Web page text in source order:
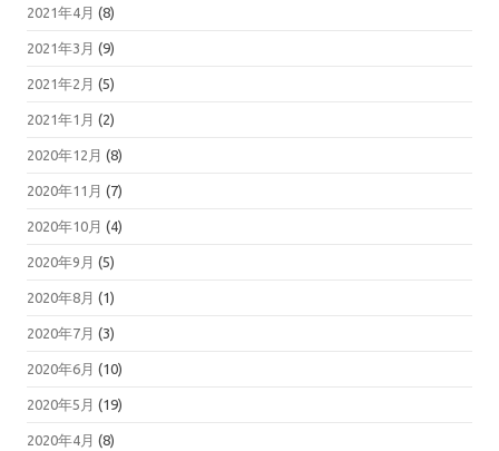
2021年4月 (8)
2021年3月 (9)
2021年2月 (5)
2021年1月 (2)
2020年12月 (8)
2020年11月 (7)
2020年10月 (4)
2020年9月 (5)
2020年8月 (1)
2020年7月 (3)
2020年6月 (10)
2020年5月 (19)
2020年4月 (8)